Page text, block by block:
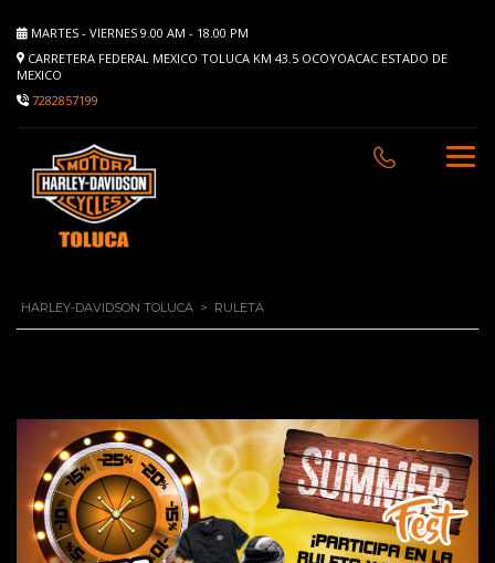
MARTES - VIERNES 9.00 AM - 18.00 PM
CARRETERA FEDERAL MEXICO TOLUCA KM 43.5 OCOYOACAC ESTADO DE
MEXICO
7282857199
HARLEY-DAVIDSON TOLUCA > RULETA